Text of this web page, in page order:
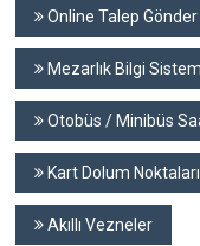
Online Talep Gönder
Mezarlık Bilgi
Otobüs / Minibüs
Kart Dolum Noktaları
Akıllı Vezneler